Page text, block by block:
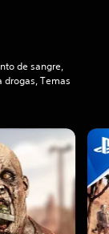
de sangre,
drogas, Temas